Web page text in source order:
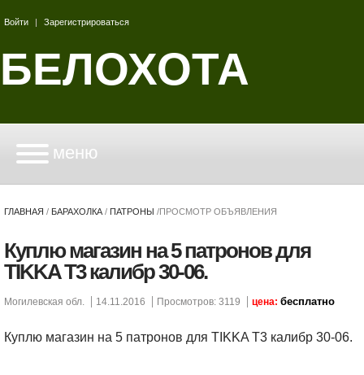
Войти | Зарегистрироваться
БЕЛОХОТА
меню
ГЛАВНАЯ / БАРАХОЛКА / ПАТРОНЫ /ПРОСМОТР ОБЪЯВЛЕНИЯ
Куплю магазин на 5 патронов для
TIKKA T3 калибр 30-06.
Могилевская обл. 14.11.2016 Просмотров: 3119 цена: бесплатно
Куплю магазин на 5 патронов для TIKKA T3 калибр 30-06.